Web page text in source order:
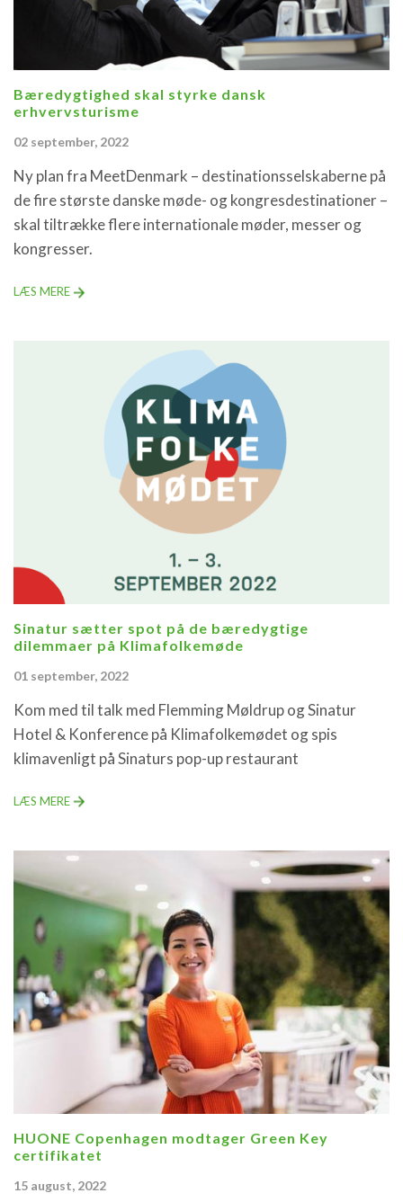
Bæredygtighed skal styrke dansk
erhvervsturisme
02 september, 2022
Ny plan fra MeetDenmark – destinationsselskaberne på
de fire største danske møde- og kongresdestinationer –
skal tiltrække flere internationale møder, messer og
kongresser.
LÆS MERE
Sinatur sætter spot på de bæredygtige
dilemmaer på Klimafolkemøde
01 september, 2022
Kom med til talk med Flemming Møldrup og Sinatur
Hotel & Konference på Klimafolkemødet og spis
klimavenligt på Sinaturs pop-up restaurant
LÆS MERE
HUONE Copenhagen modtager Green Key
certifikatet
15 august, 2022